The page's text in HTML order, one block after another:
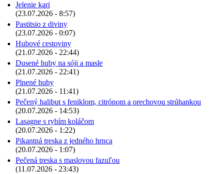
Jelenie kari
(23.07.2026 - 8:57)
Pastitsio z diviny
(23.07.2026 - 0:07)
Hubové cestoviny
(21.07.2026 - 22:44)
Dusené huby na sóji a masle
(21.07.2026 - 22:41)
Plnené huby
(21.07.2026 - 11:41)
Pečený halibut s feniklom, citrónom a orechovou strúhankou
(20.07.2026 - 14:53)
Lasagne s rybím koláčom
(20.07.2026 - 1:22)
Pikantná treska z jedného hrnca
(20.07.2026 - 1:07)
Pečená treska s maslovou fazuľou
(11.07.2026 - 23:43)